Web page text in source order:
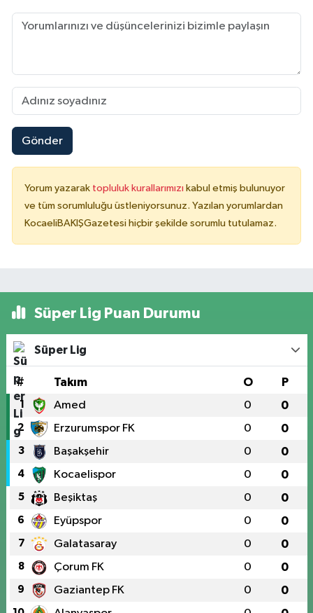
Gönder
Yorum yazarak topluluk kurallarımızı kabul etmiş bulunuyor
ve tüm sorumluluğu üstleniyorsunuz. Yazılan yorumlardan
KocaeliBAKIŞGazetesi hiçbir şekilde sorumlu tutulamaz.
Süper Lig Puan Durumu
Süper Lig
# Takım O P
1 Amed 0 0
2 Erzurumspor FK 0 0
3 Başakşehir 0 0
4 Kocaelispor 0 0
5 Beşiktaş 0 0
6 Eyüpspor 0 0
7 Galatasaray 0 0
8 Çorum FK 0 0
9 Gaziantep FK 0 0